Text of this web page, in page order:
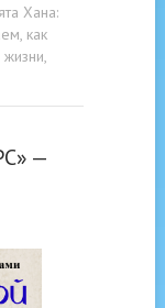
Хана:
как
—